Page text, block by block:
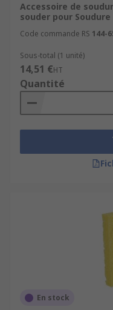
Accessoire de
souder pour Soudure
Code commande RS 144-
Sous-total (1 unité)
14,51 €HT
Quantité
En stock